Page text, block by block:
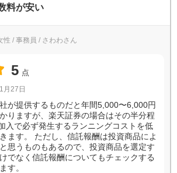
料が安い
性 / 事務員 / さわわさん
5 点
月27日
が提供するものだと年間5,000〜6,000円
りますが、楽天証券の場合はその半分程
入で必ず発生するランニングコストを低
ます。 ただし、信託報酬は投資商品によ
思うものもあるので、投資商品を選定す
でなく信託報酬についてもチェックする
す。